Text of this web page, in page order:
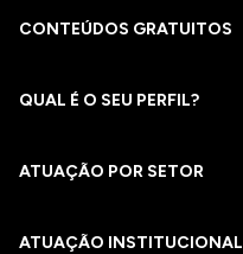
CONTEÚDOS GRATUITOS
QUAL É O SEU PERFIL?
ATUAÇÃO POR SETOR
ATUAÇÃO INSTITUCIONAL